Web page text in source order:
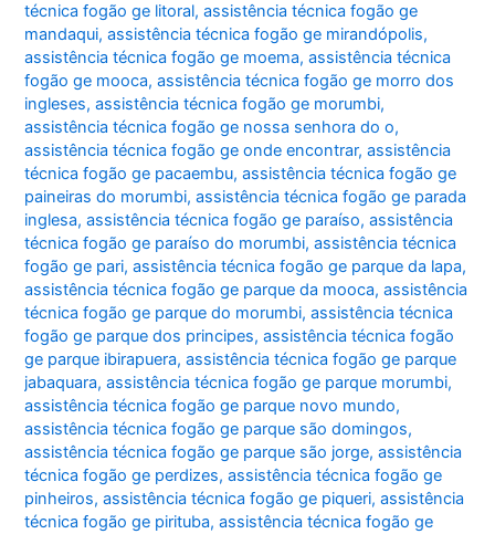
técnica fogão ge litoral,assistência técnica fogão ge
mandaqui,assistência técnica fogão ge mirandópolis,
assistência técnica fogão ge moema,assistência técnica
fogão ge mooca,assistência técnica fogão ge morro dos
ingleses,assistência técnica fogão ge morumbi,
assistência técnica fogão ge nossa senhora do o,
assistência técnica fogão ge onde encontrar,assistência
técnica fogão ge pacaembu,assistência técnica fogão ge
paineiras do morumbi,assistência técnica fogão ge parada
inglesa,assistência técnica fogão ge paraíso,assistência
técnica fogão ge paraíso do morumbi,assistência técnica
fogão ge pari,assistência técnica fogão ge parque da lapa,
assistência técnica fogão ge parque da mooca,assistência
técnica fogão ge parque do morumbi,assistência técnica
fogão ge parque dos principes,assistência técnica fogão
ge parque ibirapuera,assistência técnica fogão ge parque
jabaquara,assistência técnica fogão ge parque morumbi,
assistência técnica fogão ge parque novo mundo,
assistência técnica fogão ge parque são domingos,
assistência técnica fogão ge parque são jorge,assistência
técnica fogão ge perdizes,assistência técnica fogão ge
pinheiros,assistência técnica fogão ge piqueri,assistência
técnica fogão ge pirituba,assistência técnica fogão ge